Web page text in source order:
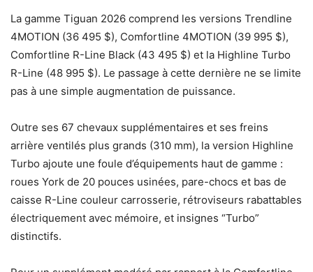
La gamme Tiguan 2026 comprend les versions Trendline
4MOTION (36 495 $), Comfortline 4MOTION (39 995 $),
Comfortline R-Line Black (43 495 $) et la Highline Turbo
R-Line (48 995 $). Le passage à cette dernière ne se limite
pas à une simple augmentation de puissance.
Outre ses 67 chevaux supplémentaires et ses freins
arrière ventilés plus grands (310 mm), la version Highline
Turbo ajoute une foule d’équipements haut de gamme :
roues York de 20 pouces usinées, pare-chocs et bas de
caisse R-Line couleur carrosserie, rétroviseurs rabattables
électriquement avec mémoire, et insignes “Turbo”
distinctifs.